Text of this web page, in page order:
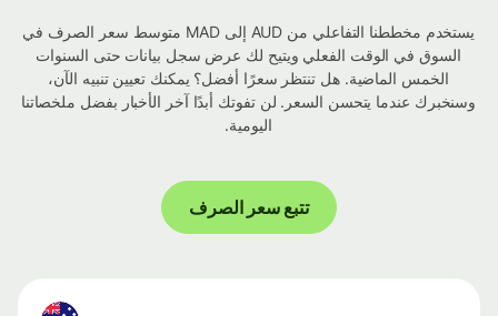
يستخدم مخططنا التفاعلي من AUD إلى MAD متوسط ​​سعر الصرف في
السوق في الوقت الفعلي ويتيح لك عرض سجل بيانات حتى السنوات
الخمس الماضية. هل تنتظر سعرًا أفضل؟ يمكنك تعيين تنبيه الآن،
وسنخبرك عندما يتحسن السعر. لن تفوتك أبدًا آخر الأخبار بفضل ملخصاتنا
اليومية.
تتبع سعر الصرف